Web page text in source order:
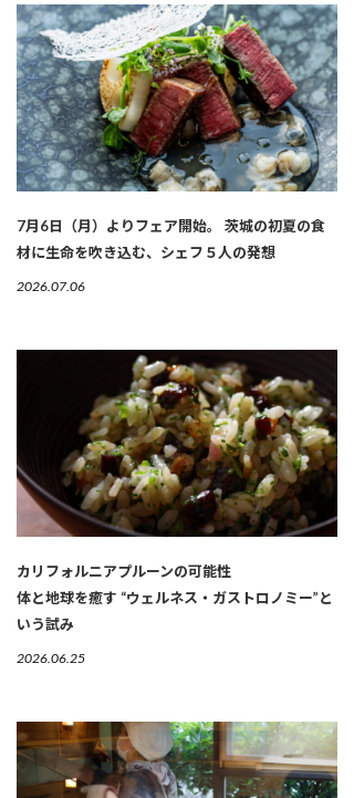
7月6日（月）よりフェア開始。 茨城の初夏の食
材に生命を吹き込む、シェフ５人の発想
2026.07.06
カリフォルニアプルーンの可能性
体と地球を癒す “ウェルネス・ガストロノミー”と
いう試み
2026.06.25